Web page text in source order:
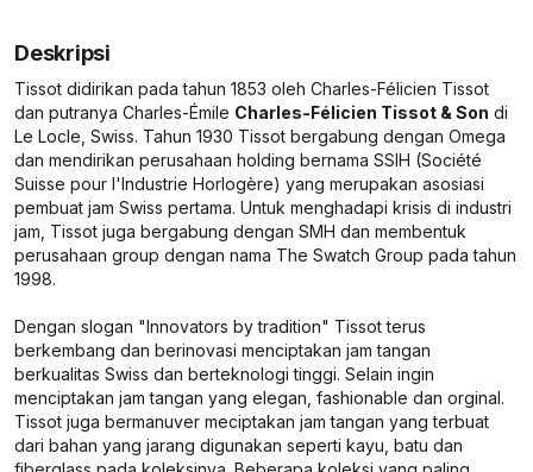
Deskripsi
Tissot didirikan pada tahun 1853 oleh Charles-Félicien Tissot
dan putranya Charles-Émile Charles-Félicien Tissot & Son di
Le Locle, Swiss. Tahun 1930 Tissot bergabung dengan Omega
dan mendirikan perusahaan holding bernama SSIH (Société
Suisse pour l'Industrie Horlogère) yang merupakan asosiasi
pembuat jam Swiss pertama. Untuk menghadapi krisis di industri
jam, Tissot juga bergabung dengan SMH dan membentuk
perusahaan group dengan nama The Swatch Group pada tahun
1998.
Dengan slogan "Innovators by tradition" Tissot terus
berkembang dan berinovasi menciptakan jam tangan
berkualitas Swiss dan berteknologi tinggi. Selain ingin
menciptakan jam tangan yang elegan, fashionable dan orginal.
Tissot juga bermanuver meciptakan jam tangan yang terbuat
dari bahan yang jarang digunakan seperti kayu, batu dan